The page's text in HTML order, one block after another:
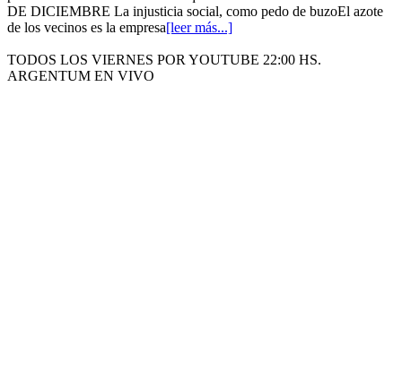
DE DICIEMBRE La injusticia social, como pedo de buzoEl azote
de los vecinos es la empresa[leer más...]
TODOS LOS VIERNES POR YOUTUBE 22:00 HS.
ARGENTUM EN VIVO